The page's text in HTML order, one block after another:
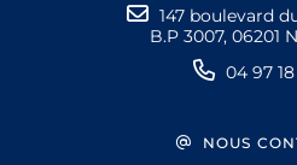
147 boulevard
B.P 3007, 06201
04 97
NOUS